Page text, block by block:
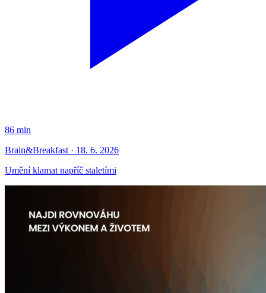
86 min
Brain&Breakfast · 18. 6. 2026
Umění klamat napříč staletími